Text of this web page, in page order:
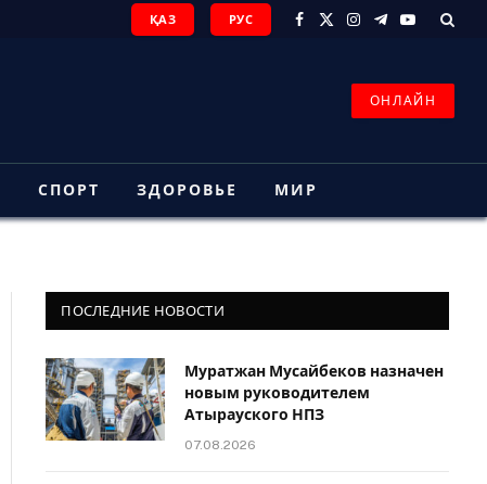
ҚАЗ РУС
Facebook
X
Instagram
Telegram
YouTube
ОНЛАЙН
СПОРТ ЗДОРОВЬЕ МИР
ПОСЛЕДНИЕ НОВОСТИ
Муратжан Мусайбеков назначен
новым руководителем
Атырауского НПЗ
07.08.2026